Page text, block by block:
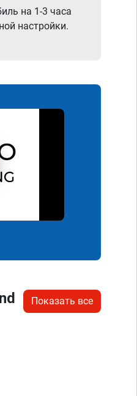
на 1-3 часа
настройки.
Показать все